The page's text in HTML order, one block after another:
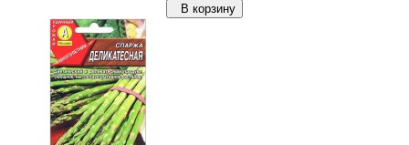
В корзину